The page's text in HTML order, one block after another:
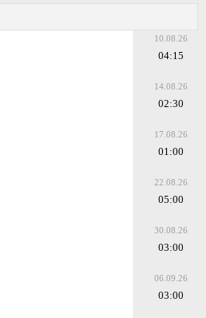
10.08.26
04:15
14.08.26
02:30
17.08.26
01:00
22.08.26
05:00
30.08.26
03:00
06.09.26
03:00